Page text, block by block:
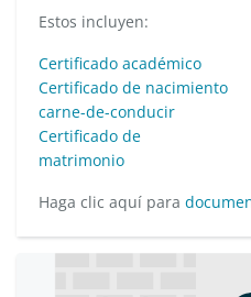
Estos incluyen:
Certificado académico
Certificado de nacimiento
carne-de-conducir
Certificado de
matrimonio
Haga clic aquí para